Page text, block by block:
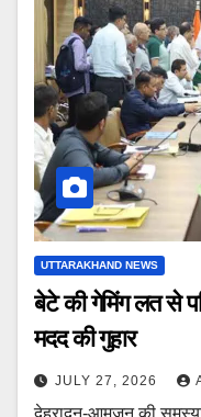
UTTARAKHAND NEWS
बेटे की गेमिंग लत से
मदद की गुहार
JULY 27, 2026
देहरादून-आमजन की